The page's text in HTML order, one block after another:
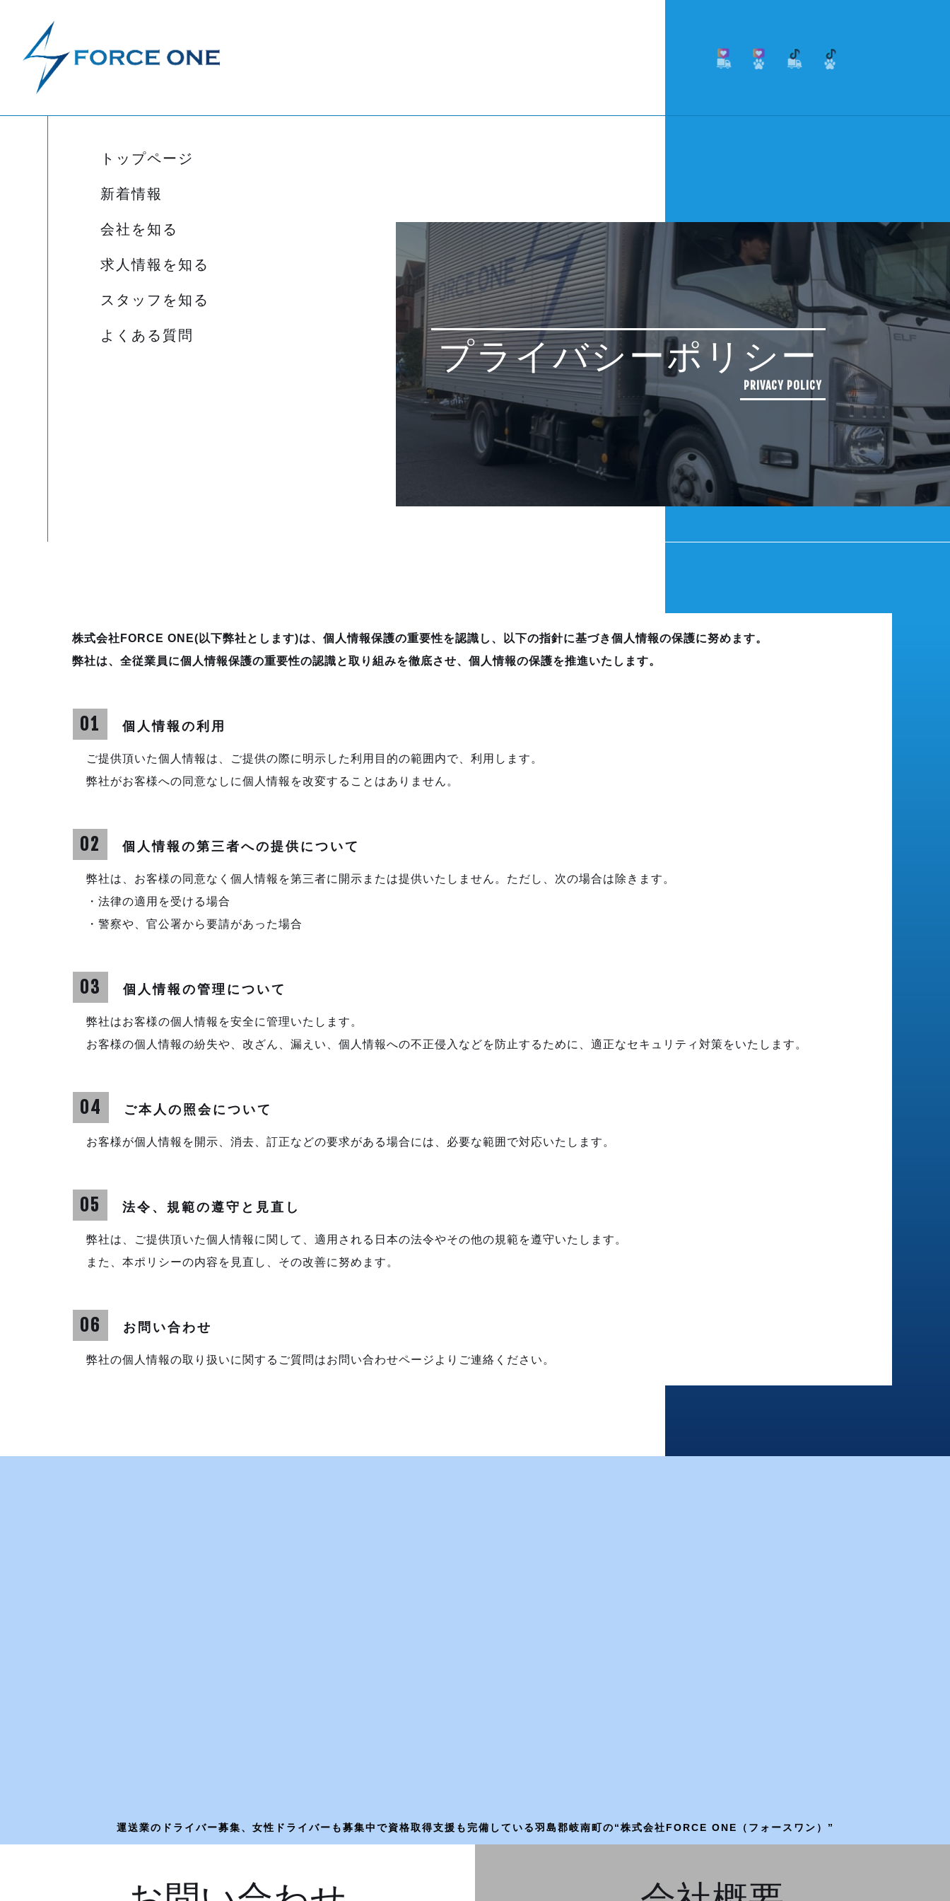
トップページ
新着情報
会社を知る
求人情報を知る
スタッフを知る
よくある質問
プライバシーポリシー
PRIVACY POLICY
株式会社FORCE ONE(以下弊社とします)は、個人情報保護の重要性を認識し、以下の指針に基づき個人情報の保護に努めます。
弊社は、全従業員に個人情報保護の重要性の認識と取り組みを徹底させ、個人情報の保護を推進いたします。
01 個人情報の利用
ご提供頂いた個人情報は、ご提供の際に明示した利用目的の範囲内で、利用します。
弊社がお客様への同意なしに個人情報を改変することはありません。
02 個人情報の第三者への提供について
弊社は、お客様の同意なく個人情報を第三者に開示または提供いたしません。ただし、次の場合は除きます。
・法律の適用を受ける場合
・警察や、官公署から要請があった場合
03 個人情報の管理について
弊社はお客様の個人情報を安全に管理いたします。
お客様の個人情報の紛失や、改ざん、漏えい、個人情報への不正侵入などを防止するために、適正なセキュリティ対策をいたします。
04 ご本人の照会について
お客様が個人情報を開示、消去、訂正などの要求がある場合には、必要な範囲で対応いたします。
05 法令、規範の遵守と見直し
弊社は、ご提供頂いた個人情報に関して、適用される日本の法令やその他の規範を遵守いたします。
また、本ポリシーの内容を見直し、その改善に努めます。
06 お問い合わせ
弊社の個人情報の取り扱いに関するご質問はお問い合わせページよりご連絡ください。
運送業のドライバー募集、女性ドライバーも募集中で資格取得支援も完備している羽島郡岐南町の“株式会社FORCE ONE（フォースワン）”